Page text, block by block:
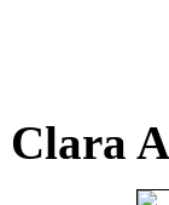
Clara